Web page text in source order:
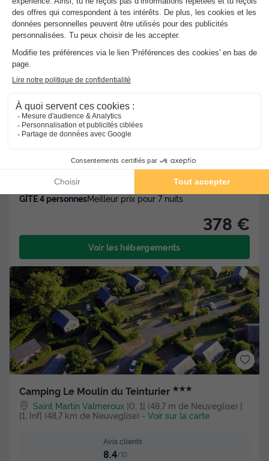
Chilhac★★★
Lavoute Chilhac ]0, 1[ (41,5 m de Neuveglise) | [1, Inf[
(41,5 km de Neuveglise)-Voir sur la carte
GÎTE 4 personnesMeilleur prix pour 7 nuits
378 €
Voir les hébergements
Camping Le Moulin du Teinturier ★★★
Saint Martin Valmeroux ]0, 1[ (48,7 m de Neuveglise) |
[1, Inf[ (48,7 km de Neuveglise) - Voir sur la carte
Avis clients
8.4/10